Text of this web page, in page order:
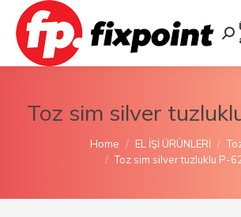
Toz sim silver
You are here:Home EL İŞİ ÜRÜNLERİ
Toz sim silver tuzluklu P-